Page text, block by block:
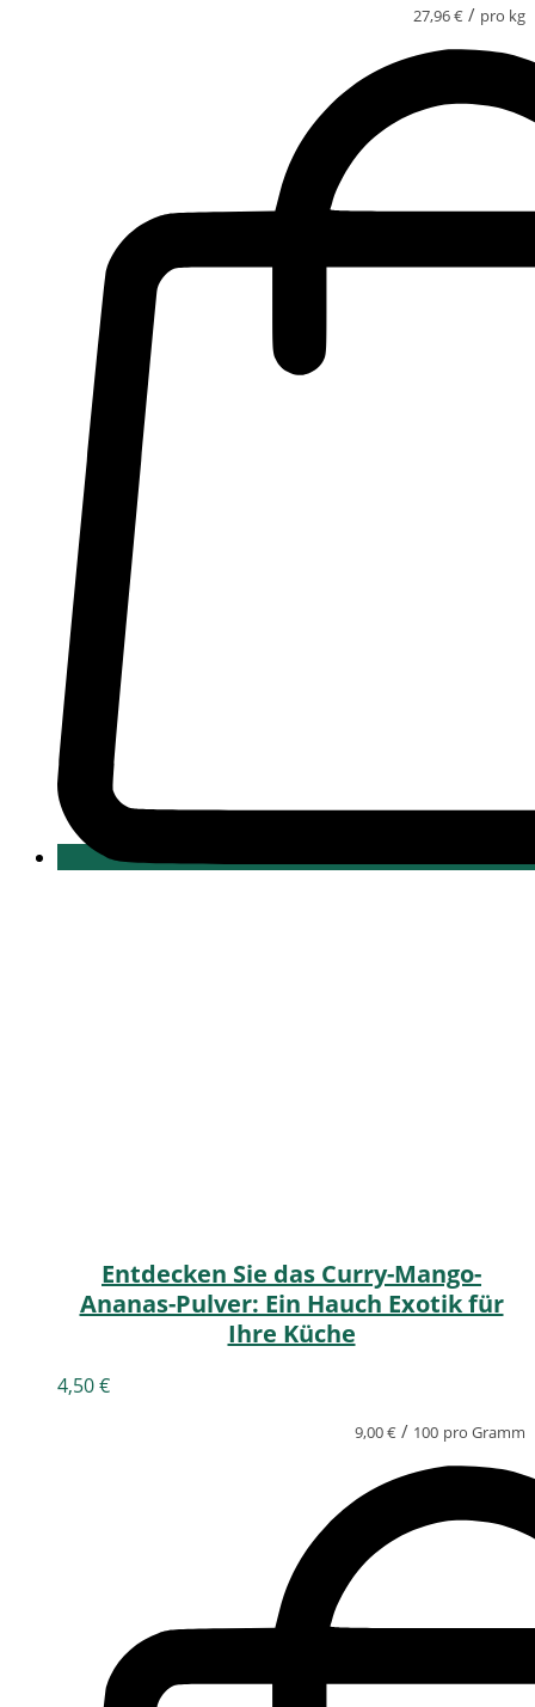
27,96€ / pro kg
Entdecken Sie das Curry-Mango-
Ananas-Pulver: Ein Hauch Exotik für
Ihre Küche
4,50€
9,00€ / 100 pro Gramm